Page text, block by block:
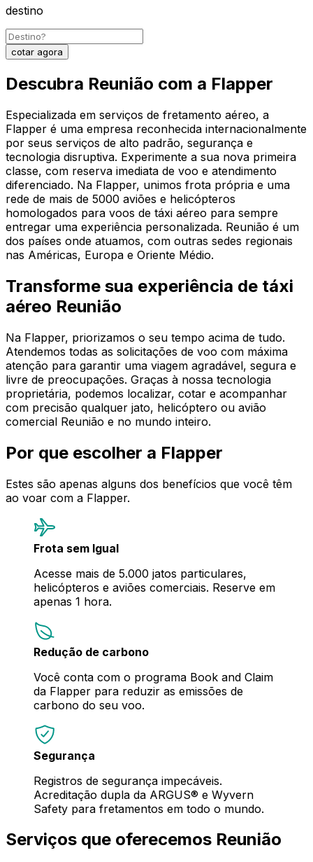
destino
cotar agora
Descubra Reunião com a Flapper
Especializada em serviços de fretamento aéreo, a
Flapper é uma empresa reconhecida internacionalmente
por seus serviços de alto padrão, segurança e
tecnologia disruptiva. Experimente a sua nova primeira
classe, com reserva imediata de voo e atendimento
diferenciado. Na Flapper, unimos frota própria e uma
rede de mais de 5000 aviões e helicópteros
homologados para voos de táxi aéreo para sempre
entregar uma experiência personalizada. Reunião é um
dos países onde atuamos, com outras sedes regionais
nas Américas, Europa e Oriente Médio.
Transforme sua experiência de táxi
aéreo Reunião
Na Flapper, priorizamos o seu tempo acima de tudo.
Atendemos todas as solicitações de voo com máxima
atenção para garantir uma viagem agradável, segura e
livre de preocupações. Graças à nossa tecnologia
proprietária, podemos localizar, cotar e acompanhar
com precisão qualquer jato, helicóptero ou avião
comercial Reunião e no mundo inteiro.
Por que escolher a Flapper
Estes são apenas alguns dos benefícios que você têm
ao voar com a Flapper.
Frota sem Igual
Acesse mais de 5.000 jatos particulares,
helicópteros e aviões comerciais. Reserve em
apenas 1 hora.
Redução de carbono
Você conta com o programa Book and Claim
da Flapper para reduzir as emissões de
carbono do seu voo.
Segurança
Registros de segurança impecáveis.
Acreditação dupla da ARGUS® e Wyvern
Safety para fretamentos em todo o mundo.
Serviços que oferecemos Reunião